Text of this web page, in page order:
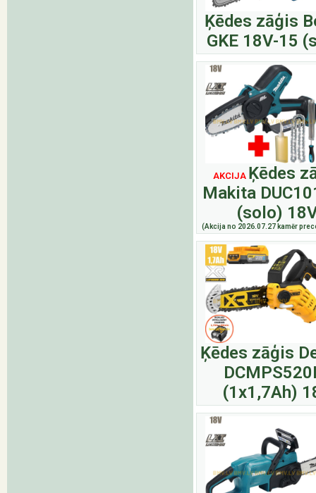
Ķēdes zāģis
GKE 18V-15
AKCIJA Ķēdes
Makita
(solo)
(Akcija no 2026.07.27 kamēr
Ķēdes zāģis
(1x1,7Ah)